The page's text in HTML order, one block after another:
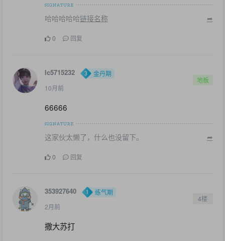
哈哈哈哈哈链接名称 ➦
0 回复
lc5715232
金丹期
10月前
地板
66666
这家伙太懒了，什么也没留下。 ➦
0 回复
353927640
练气期
2月前
4楼
撒大苏打